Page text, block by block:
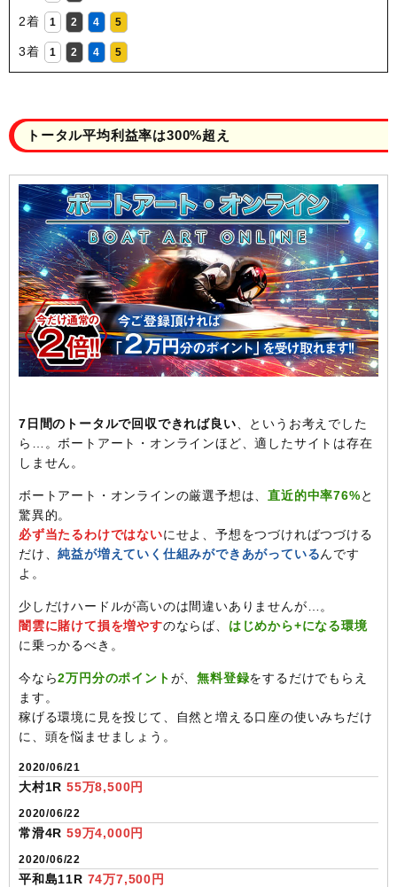
2着 1 2 4 5
3着 1 2 4 5
トータル平均利益率は300%超え
7日間のトータルで回収できれば良い 、というお考えでした
ら…。ボートアート・オンラインほど、適したサイトは存在
しません。
ボートアート・オンラインの厳選予想は、直近的中率76%と
驚異的。
必ず当たるわけではないにせよ、予想をつづければつづける
だけ、純益が増えていく仕組みができあがっているんです
よ。
少しだけハードルが高いのは間違いありませんが…。
闇雲に賭けて損を増やすのならば、 はじめから+になる環境
に乗っかるべき。
今なら2万円分のポイントが、無料登録をするだけでもらえ
ます。
稼げる環境に見を投じて、自然と増える口座の使いみちだけ
に、頭を悩ませましょう。
2020/06/21
大村1R 55万8,500円
2020/06/22
常滑4R 59万4,000円
2020/06/22
平和島11R 74万7,500円